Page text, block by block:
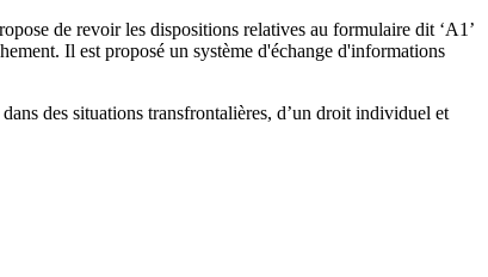
de revoir les dispositions relatives au formulaire dit ‘A1’
Il est proposé un système d'échange d'informations
des situations transfrontalières, d’un droit individuel et